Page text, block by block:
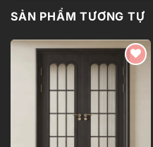
SẢN PHẨM TƯƠNG TỰ
Add to
wishlist